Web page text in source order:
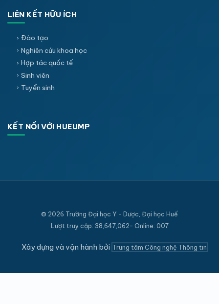
LIÊN KẾT HỮU ÍCH
Đào tạo
Nghiên cứu khoa học
Hợp tác quốc tế
Sinh viên
Tuyển sinh
KẾT NỐI VỚI HUEUMP
© 2026 Trường Đại học Y - Dược, Đại học Huế
Lượt truy cập: 38,647,062- Online: 007
Xây dựng và vận hành bởi Trung tâm Công nghệ Thông tin